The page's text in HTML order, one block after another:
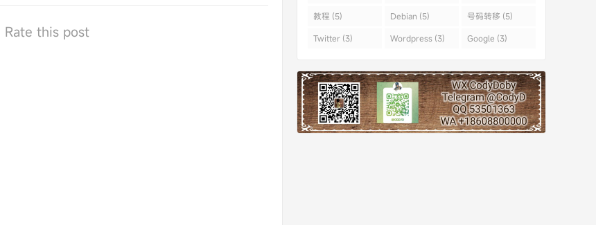
Rate this post
教程 (5) Debian (5) 号码转移 (5)
Twitter (3) Wordpress (3) Google (3)